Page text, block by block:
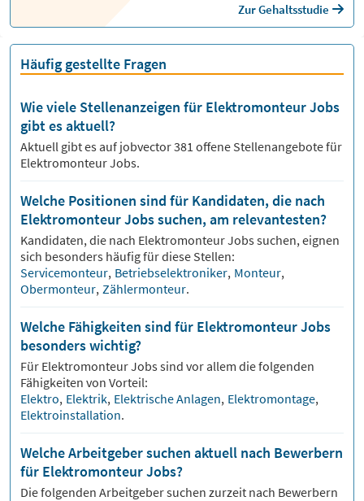
Zur Gehaltsstudie
Häufig gestellte Fragen
Wie viele Stellenanzeigen für Elektromonteur Jobs
gibt es aktuell?
Aktuell gibt es auf jobvector381 offene Stellenangebote für
Elektromonteur Jobs.
Welche Positionen sind für Kandidaten, die nach
Elektromonteur Jobs suchen, am relevantesten?
Kandidaten, die nach ElektromonteurJobs suchen, eignen
sich besonders häufig für diese Stellen:
Servicemonteur, Betriebselektroniker, Monteur,
Obermonteur, Zählermonteur.
Welche Fähigkeiten sind für Elektromonteur Jobs
besonders wichtig?
Für ElektromonteurJobs sind vor allem die folgenden
Fähigkeiten von Vorteil:
Elektro, Elektrik, Elektrische Anlagen, Elektromontage,
Elektroinstallation.
Welche Arbeitgeber suchen aktuell nach Bewerbern
für Elektromonteur Jobs?
Die folgenden Arbeitgeber suchen zurzeit nach Bewerbern